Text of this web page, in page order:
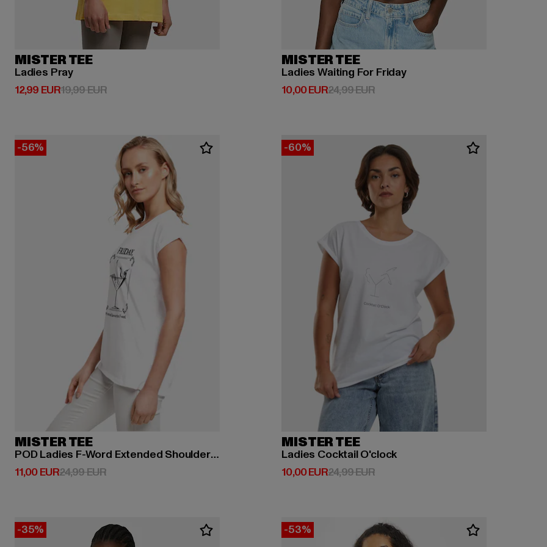
MISTER TEE
Ladies Pray
12,99 EUR
Derzeitiger Preis: 12,99 EUR
19,99 EURAktionspreis: 19,99 EUR
MISTER TEE
Ladies Waiting For Friday
10,00 EUR
Derzeitiger Preis: 10,00 EUR
24,99 EURAktionspreis: 24,99 EUR
-56%
MISTER TEE
POD Ladies F-Word Extended Shoulder Tee
11,00 EUR
Derzeitiger Preis: 11,00 EUR
24,99 EURAktionspreis: 24,99 EUR
-60%
MISTER TEE
Ladies Cocktail O'clock
10,00 EUR
Derzeitiger Preis: 10,00 EUR
24,99 EURAktionspreis: 24,99 EUR
-35% -53%